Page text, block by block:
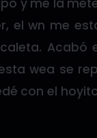
y me la
el wn me
Acabó
wea se
con el